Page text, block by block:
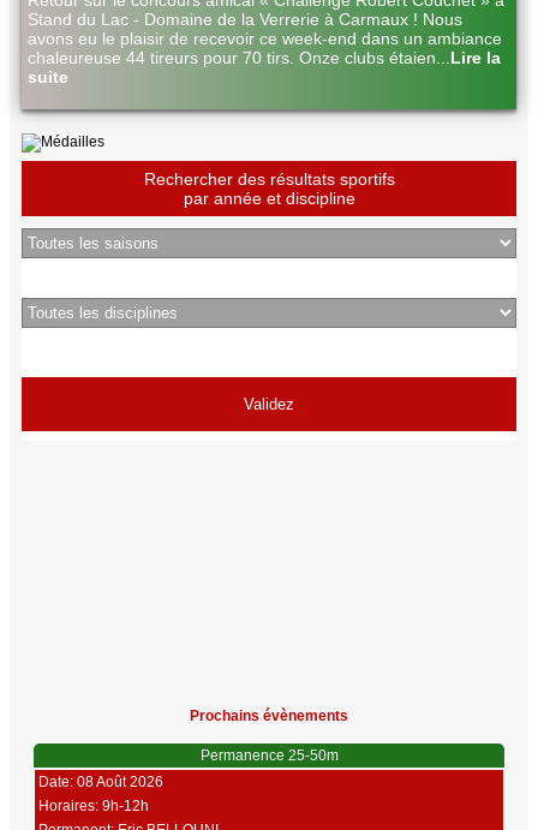
Stand du Lac - Domaine de la Verrerie à Carmaux ! Nous
avons eu le plaisir de recevoir ce week-end dans un ambiance
chaleureuse 44 tireurs pour 70 tirs. Onze clubs étaien
Lire la
suite
Rechercher des résultats sportifs
par année et discipline
Prochains évènements
Permanence 25-50m
Date: 08 Août 2026
Horaires: 9h-12h